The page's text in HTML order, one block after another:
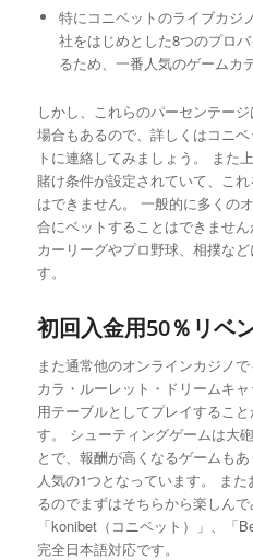
特にコニベットのライブカジ
社をはじめとした8つのプロ
るため、一番人気のゲームカ
しかし、これらのパーセンテー
場合もあるので、詳しくはコニ
トに連絡してみましょう。 また
賭け条件が設定されていて、こ
はできません。 一般的に多くの
合にベットすることはできませ
カーリーグやプロ野球、相撲な
す。
初回入金用50％リベ
また通常他のオンラインカジノ
カラ・ルーレット・ドリームキ
用テーブルとしてプレイするこ
す。 シューティングゲームは大
とで、報酬が高くなるゲームも
人気の1つとなっています。 ま
るのでまずはそちらから楽しん
「konibet（コニベット）」、「
完全日本語対応です。